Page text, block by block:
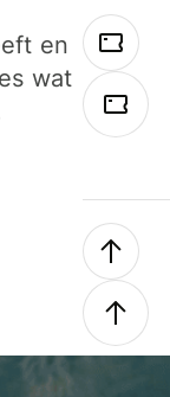
en
wat